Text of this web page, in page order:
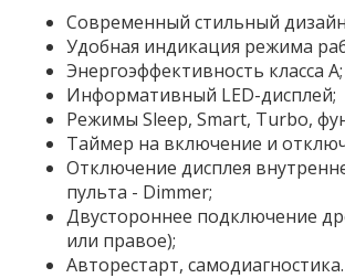
Современный стильный
Удобная индикация режима
Энергоэффективность класса А;
Информативный LED-дисплей;
Режимы Sleep, Smart, Turbo,
Таймер на включение и
Отключение дисплея
пульта - Dimmer;
Двустороннее подключение
или правое);
Авторестарт, самодиагностика.